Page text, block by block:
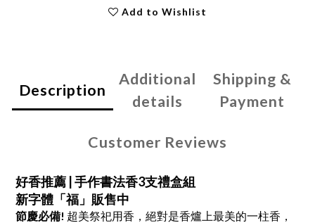
Add to Wishlist
Description
Additional
details
Shipping &
Payment
Customer Reviews
好香推薦 | 手作書法香3支禮盒組
新字體「福」販售中
節慶必備! 超美祭祀用香，絕對是香爐上最美的一柱香，